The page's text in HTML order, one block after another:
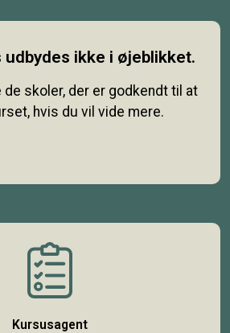
udbydes ikke i øjeblikket.
de skoler, der er godkendt til at
hvis du vil vide mere.
Kursusagent